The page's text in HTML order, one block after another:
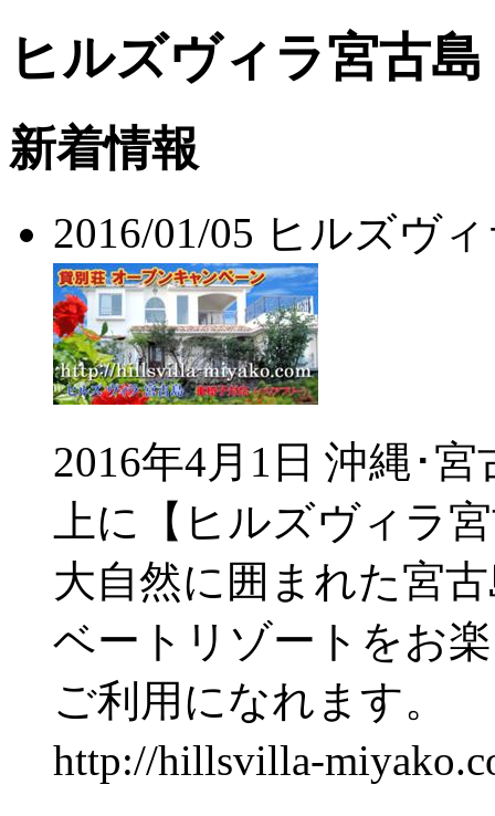
ヒルズヴィラ宮古
新着情報
2016/01/05 ヒルズヴ
2016年4月1日 沖縄･
上に【ヒルズヴィラ
大自然に囲まれた宮
ベートリゾートをお
ご利用になれます。
http://hillsvilla-